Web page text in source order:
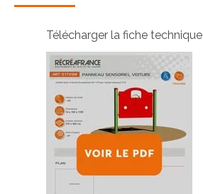
Télécharger la fiche technique